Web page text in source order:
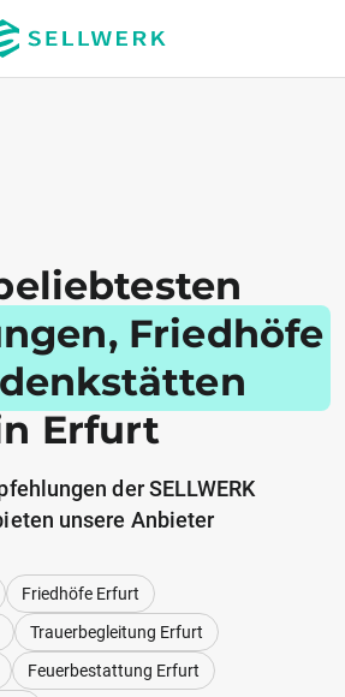
Friedhöfe
Erfurt
der SELLWERK
unsere Anbieter
Friedhöfe Erfurt
Trauerbegleitung Erfurt
Feuerbestattung Erfurt